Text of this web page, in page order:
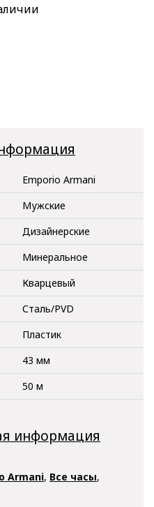
Emporio Armani
Мужские
Дизайнерские
Минеральное
Кварцевый
Сталь/PVD
Пластик
43 мм
50 м
информация
Armani, Все часы,